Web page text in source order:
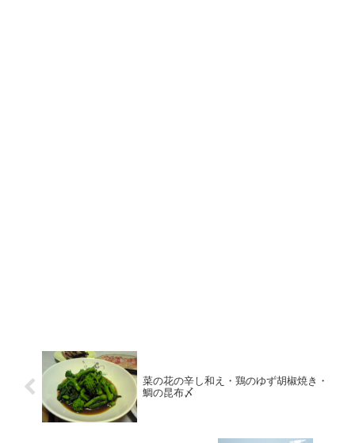
菜の花の辛し和え・鶏のゆず胡椒焼き・
鯛の昆布〆